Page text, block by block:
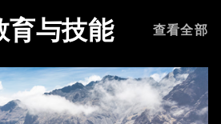
育与技能 查看全部